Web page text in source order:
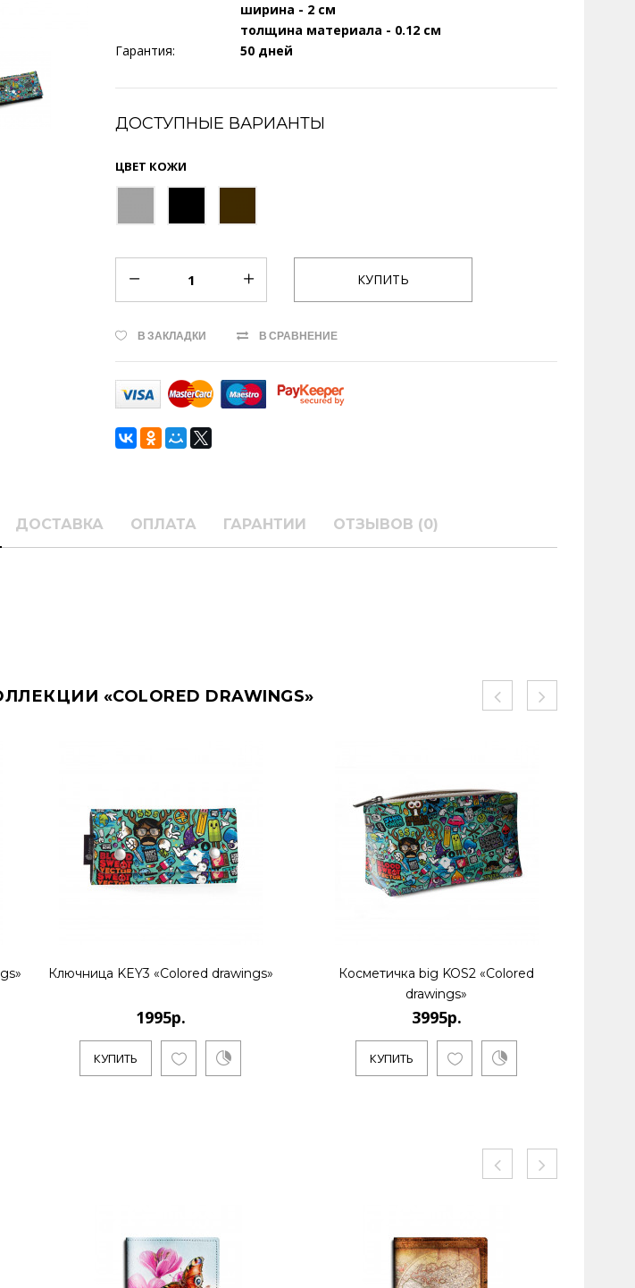
ширина - 2 см
толщина материала - 0.12 см
Гарантия:
50 дней
ДОСТУПНЫЕ ВАРИАНТЫ
ЦВЕТ КОЖИ
В ЗАКЛАДКИ В СРАВНЕНИЕ
ДОСТАВКА ОПЛАТА ГАРАНТИИ ОТЗЫВОВ (0)
«COLORED DRAWINGS»
Ключница KEY3 «Colored drawings»
1995р.
КУПИТЬ
Косметичка big KOS2 «Colored
drawings»
3995р.
КУПИТЬ